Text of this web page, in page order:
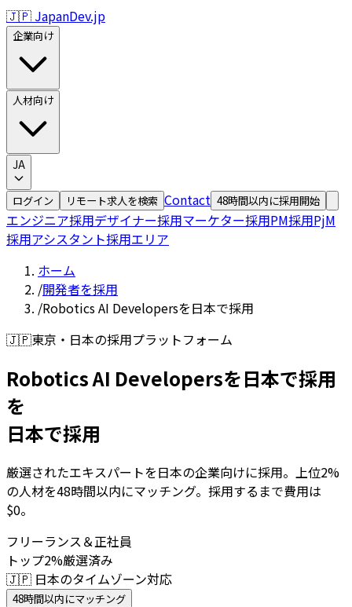
🇯🇵 JapanDev.jp
企業向け
人材向け
JA
ログイン リモート求人を検索 Contact 48時間以内に採用開始
エンジニア採用デザイナー採用マーケター採用PM採用PjM
採用アシスタント採用エリア
ホーム
/開発者を採用
/Robotics AI Developersを日本で採用
🇯🇵東京・日本の採用プラットフォーム
Robotics AI Developersを日本で採用
を
日本で採用
厳選されたエキスパートを日本の企業向けに採用。上位2%
の人材を48時間以内にマッチング。採用するまで費用は
$0。
フリーランス＆正社員
トップ2%厳選済み
🇯🇵 日本のタイムゾーン対応
48時間以内にマッチング